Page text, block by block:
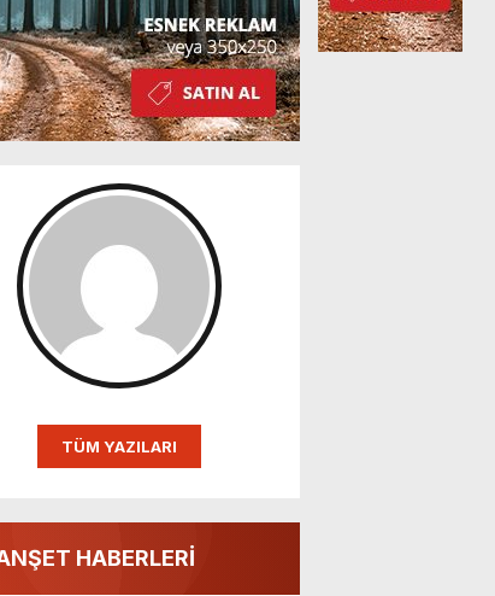
TÜM YAZILARI
HABERLERİ